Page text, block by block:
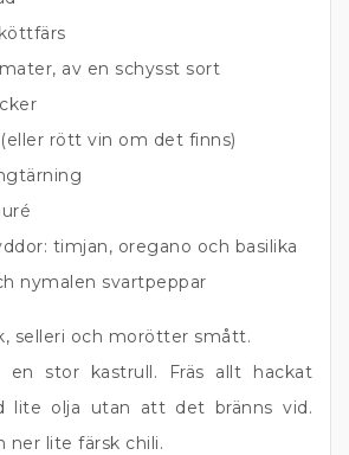
av en schysst sort
rött vin om det finns)
timjan, oregano och basilika
nymalen svartpeppar
selleri och morötter smått.
en stor kastrull. Fräs allt hackat
lite olja utan att det bränns vid.
ner lite färsk chili.